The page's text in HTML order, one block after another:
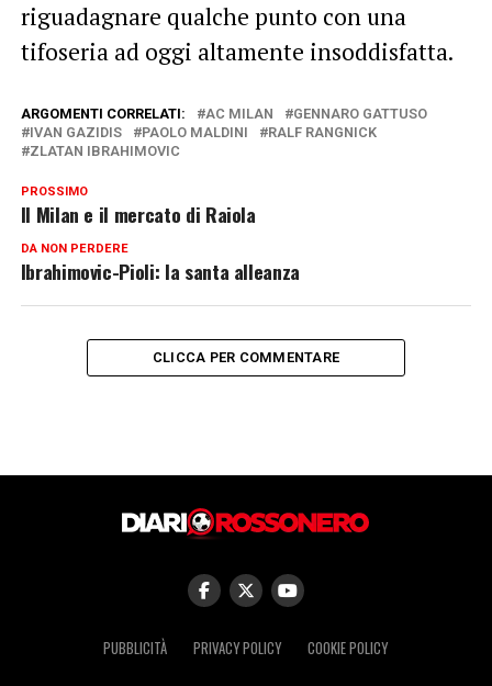
riguadagnare qualche punto con una
tifoseria ad oggi altamente insoddisfatta.
ARGOMENTI CORRELATI: AC MILAN
GENNARO GATTUSO
IVAN GAZIDIS
PAOLO MALDINI
RALF RANGNICK
ZLATAN IBRAHIMOVIC
PROSSIMO
Il Milan e il mercato di Raiola
DA NON PERDERE
Ibrahimovic-Pioli: la santa alleanza
CLICCA PER COMMENTARE
PUBBLICITÀ PRIVACY POLICY COOKIE POLICY